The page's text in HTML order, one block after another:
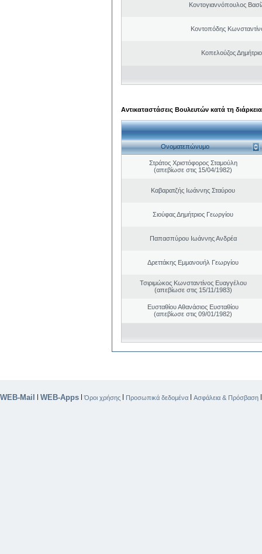
Κοντογιαννόπουλος
Κοντοπόδης
Κοπελούζος
Αντικαταστάσεις Βουλευτών κατά τη
Ονοματεπώνυμο
Στράτος Χριστόφορος Σταμούλη
(απεβίωσε στις 15/04/1982)
Καβαρατζής Ιωάννης Σταύρου
Σιούφας Δημήτριος Γεωργίου
Παπασπύρου Ιωάννης Ανδρέα
Δρεττάκης Εμμανουήλ Γεωργίου
Τσιριμώκος Κωνσταντίνος Ευαγγέλου
(απεβίωσε στις 15/11/1983)
Ευσταθίου Αθανάσιος Ευσταθίου
(απεβίωσε στις 09/01/1982)
WEB-Mail | WEB-Apps |Όροι χρήσης | Προσωπικά δεδομένα | Ασφάλεια & Πρόσβαση